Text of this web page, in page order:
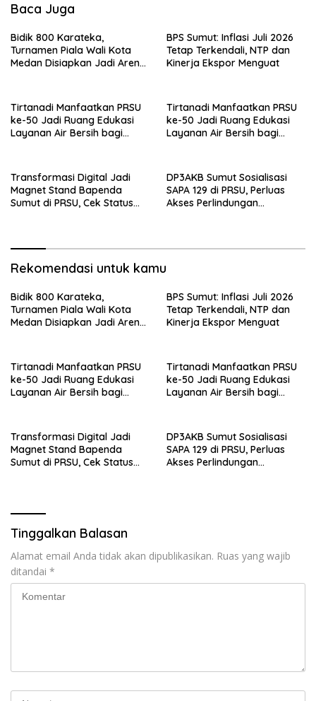
Baca Juga
Bidik 800 Karateka,
Turnamen Piala Wali Kota
Medan Disiapkan Jadi Arena
BPS Sumut: Inflasi Juli 2026
Tetap Terkendali, NTP dan
Kinerja Ekspor Menguat
Tirtanadi Manfaatkan PRSU
ke-50 Jadi Ruang Edukasi
Layanan Air Bersih bagi
Tirtanadi Manfaatkan PRSU
ke-50 Jadi Ruang Edukasi
Layanan Air Bersih bagi
Transformasi Digital Jadi
Magnet Stand Bapenda
Sumut di PRSU, Cek Status
DP3AKB Sumut Sosialisasi
SAPA 129 di PRSU, Perluas
Akses Perlindungan
Rekomendasi untuk kamu
Bidik 800 Karateka,
Turnamen Piala Wali Kota
Medan Disiapkan Jadi Arena
BPS Sumut: Inflasi Juli 2026
Tetap Terkendali, NTP dan
Kinerja Ekspor Menguat
Tirtanadi Manfaatkan PRSU
ke-50 Jadi Ruang Edukasi
Layanan Air Bersih bagi
Tirtanadi Manfaatkan PRSU
ke-50 Jadi Ruang Edukasi
Layanan Air Bersih bagi
Transformasi Digital Jadi
Magnet Stand Bapenda
Sumut di PRSU, Cek Status
DP3AKB Sumut Sosialisasi
SAPA 129 di PRSU, Perluas
Akses Perlindungan
Tinggalkan Balasan
Alamat email Anda tidak akan dipublikasikan. Ruas yang wajib
ditandai *